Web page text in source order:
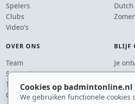
Cookies op badmintonline.nl
We gebruiken functionele cookies
Spelers
Clubs
Video's
OVER ONS
Team
Supporters
Tip de redactie
Contact
BLIJF
Je
jaar
E-